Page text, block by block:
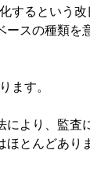
するという
スの種類を
ます。
により、監
とんどあり